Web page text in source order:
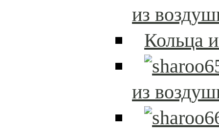
из
Кольца
из